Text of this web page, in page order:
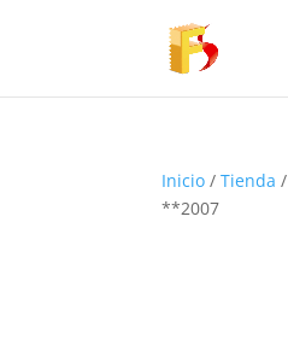
Inicio /Tienda /
**2007